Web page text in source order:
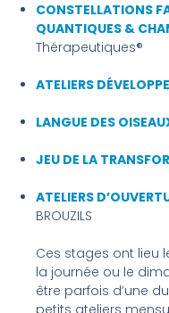
CONSTELLATIONS
QUANTIQUES &
Thérapeutiques®
ATELIERS
LANGUE DES
JEU DE LA
ATELIERS
BROUZILS
Ces stages ont lieu
la journée ou le
être parfois d’une